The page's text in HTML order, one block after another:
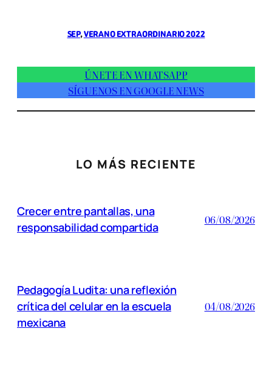
SEP, VERANO EXTRAORDINARIO 2022
ÚNETE EN WHATSAPP
SÍGUENOS EN GOOGLE NEWS
LO MÁS RECIENTE
Crecer entre pantallas, una
responsabilidad compartida
06/08/2026
Pedagogía Ludita: una reflexión
crítica del celular en la escuela
mexicana
04/08/2026